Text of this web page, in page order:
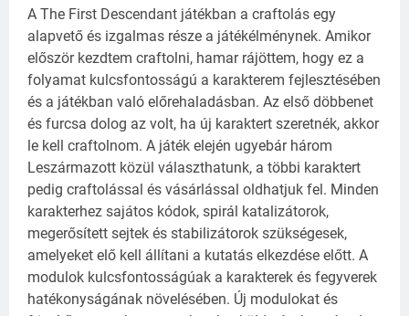
A The First Descendant játékban a craftolás egy
alapvető és izgalmas része a játékélménynek. Amikor
először kezdtem craftolni, hamar rájöttem, hogy ez a
folyamat kulcsfontosságú a karakterem fejlesztésében
és a játékban való előrehaladásban. Az első döbbenet
és furcsa dolog az volt, ha új karaktert szeretnék, akkor
le kell craftolnom. A játék elején ugyebár három
Leszármazott közül választhatunk, a többi karaktert
pedig craftolással és vásárlással oldhatjuk fel. Minden
karakterhez sajátos kódok, spirál katalizátorok,
megerősített sejtek és stabilizátorok szükségesek,
amelyeket elő kell állítani a kutatás elkezdése előtt. A
modulok kulcsfontosságúak a karakterek és fegyverek
hatékonyságának növelésében. Új modulokat és